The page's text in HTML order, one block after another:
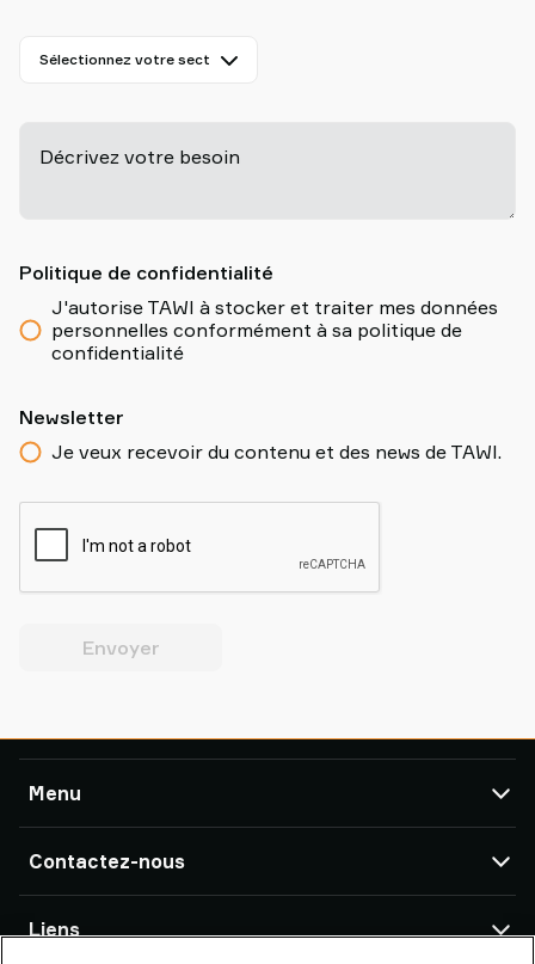
Décrivez votre besoin
Politique de confidentialité
J'autorise TAWI à stocker et traiter mes données
personnelles conformément à sa politique de
confidentialité
Newsletter
Je veux recevoir du contenu et des news de TAWI.
Envoyer
Menu
Produits
Références Clients
Contactez-nous
Bureaux TAWI
Liens